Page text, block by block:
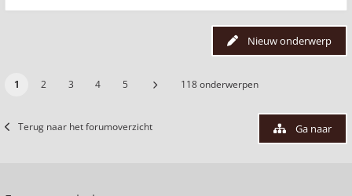
Nieuw onderwerp
1 2 3 4 5 118 onderwerpen
Terug naar het forumoverzicht Ga naar